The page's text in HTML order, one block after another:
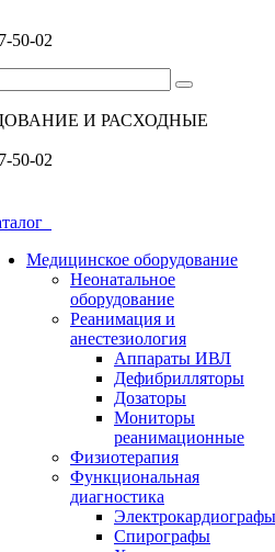
50-02
И РАСХОДНЫЕ
50-02
Медицинское оборудование
Неонатальное
оборудование
Реанимация и
анестезиология
Аппараты ИВЛ
Дефибрилляторы
Дозаторы
Мониторы
реанимационные
Физиотерапия
Функциональная
диагностика
Электрокардиографы
Спирографы